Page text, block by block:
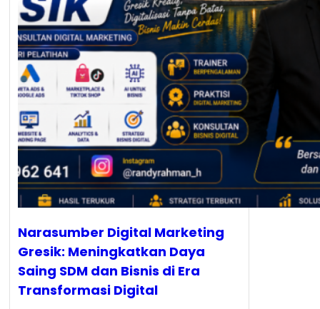
Narasumber Digital Marketing
Gresik: Meningkatkan Daya
Saing SDM dan Bisnis di Era
Transformasi Digital